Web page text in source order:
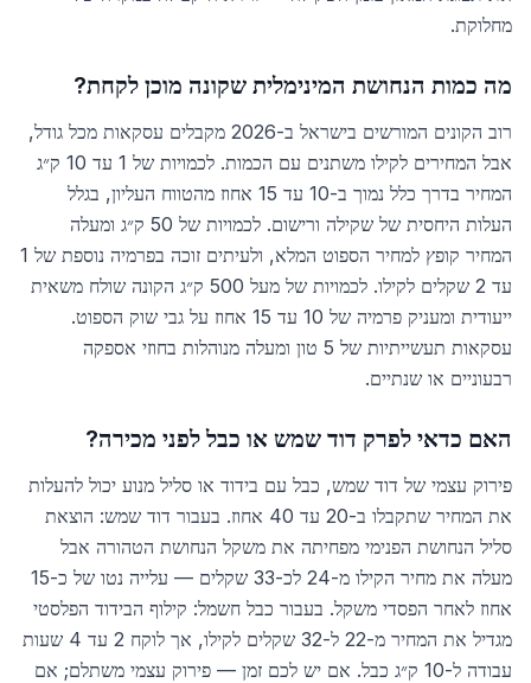
מחלוקת.
מה כמות הנחושת המינימלית שקונה מוכן לקחת?
רוב הקונים המורשים בישראל ב-2026 מקבלים עסקאות מכל גודל,
אבל המחירים לקילו משתנים עם הכמות. לכמויות של 1 עד 10 ק״ג
המחיר בדרך כלל נמוך ב-10 עד 15 אחוז מהטווח העליון, בגלל
העלות היחסית של שקילה ורישום. לכמויות של 50 ק״ג ומעלה
המחיר קופץ למחיר הספוט המלא, ולעיתים זוכה בפרמיה נוספת של 1
עד 2 שקלים לקילו. לכמויות של מעל 500 ק״ג הקונה שולח משאית
ייעודית ומעניק פרמיה של 10 עד 15 אחוז על גבי שוק הספוט.
עסקאות תעשייתיות של 5 טון ומעלה מנוהלות בחוזי אספקה
רבעוניים או שנתיים.
האם כדאי לפרק דוד שמש או כבל לפני מכירה?
פירוק עצמי של דוד שמש, כבל עם בידוד או סליל מנוע יכול להעלות
את המחיר שתקבלו ב-20 עד 40 אחוז. בעבור דוד שמש: הוצאת
סליל הנחושת הפנימי מפחיתה את משקל הנחושת הטהורה אבל
מעלה את מחיר הקילו מ-24 לכ-33 שקלים — עלייה נטו של כ-15
אחוז לאחר הפסדי משקל. בעבור כבל חשמל: קילוף הבידוד הפלסטי
מגדיל את המחיר מ-22 ל-32 שקלים לקילו, אך לוקח 2 עד 4 שעות
עבודה ל-10 ק״ג כבל. אם יש לכם זמן — פירוק עצמי משתלם; אם